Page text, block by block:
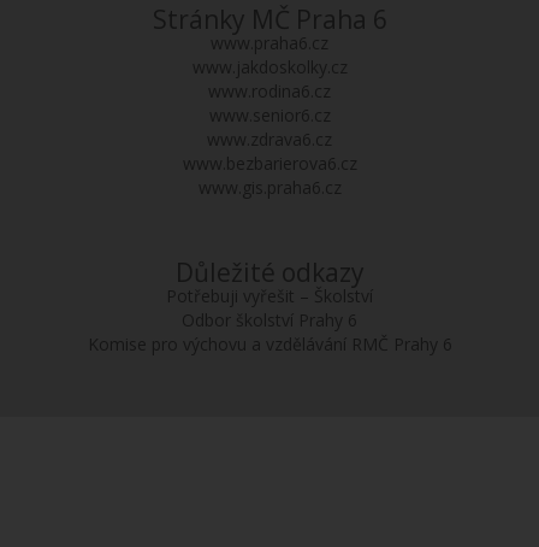
Stránky MČ Praha 6
www.praha6.cz
www.jakdoskolky.cz
www.rodina6.cz
www.senior6.cz
www.zdrava6.cz
www.bezbarierova6.cz
www.gis.praha6.cz
Důležité odkazy
Potřebuji vyřešit – Školství
Odbor školství Prahy 6
Komise pro výchovu a vzdělávání RMČ Prahy 6